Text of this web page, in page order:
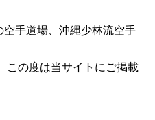
手道場、沖縄少林流空手
この度は当サイトにご掲載